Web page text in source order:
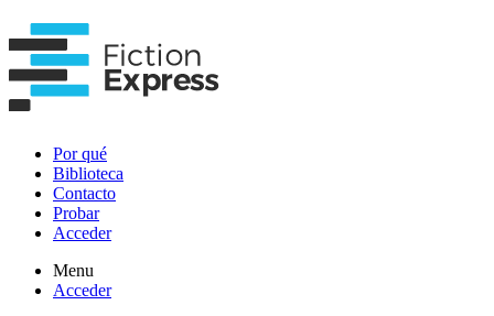
Por qué
Biblioteca
Contacto
Probar
Acceder
Menu
Acceder